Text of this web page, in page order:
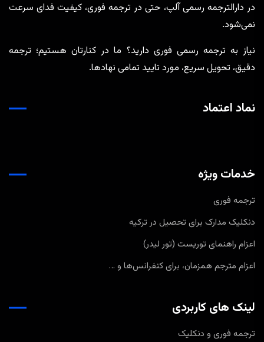
در دارالترجمه رسمی آلپ، حتی در ترجمه‌ فوری، کیفیت فدای سرعت
نمی‌شود.
نیاز به ترجمه رسمی فوری دارید؟ ما در کنارتان هستیم؛ ترجمه
دقیق، تحویل سریع، مورد تایید تمامی نهادها.
نماد اعتماد
خدمات ویژه
ترجمه فوری
دنکلیک مدارک برای تحصیل در ترکیه
اعزام راهنمای توریست (تور لیدر)
اعزام مترجم همزمان، برای کنفرانس‌ها و …
لینک های کاربردی
ترجمه فوری و دنکلیک